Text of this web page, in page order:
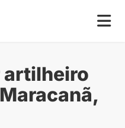
artilheiro